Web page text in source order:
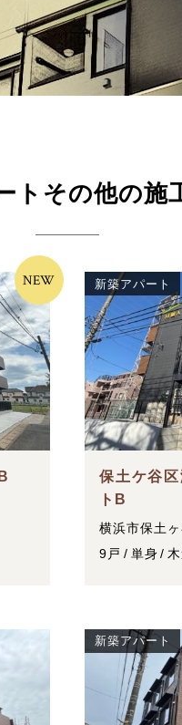
トその他の施
NEW 新築アパート
保土ケ谷
トB
横浜市保土ヶ
9戸
単身
新築アパート